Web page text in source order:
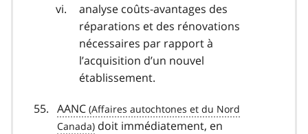
analyse coûts-avantages des
réparations et des rénovations
nécessaires par rapport à
l’acquisition d’un nouvel
établissement.
AANC
doit immédiatement, en